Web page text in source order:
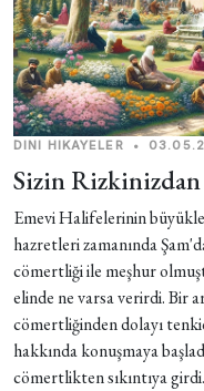
DINI HIKAYELER •
Sizin
Emevi Halifelerinin
hazretleri zamanında
cömertliği ile meşhur
elinde ne varsa verirdi. Bir
cömertliğinden dolayı
hakkında konuşmaya
cömertlikten sıkıntıya